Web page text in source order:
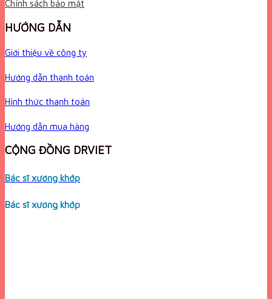
Chính sách bảo mật
HƯỚNG DẪN
Giới thiệu về công ty
Hướng dẫn thanh toán
Hình thức thanh toán
Hướng dẫn mua hàng
CỘNG ĐỒNG DRVIET
Bác sĩ xương khớp
Bác sĩ xương khớp